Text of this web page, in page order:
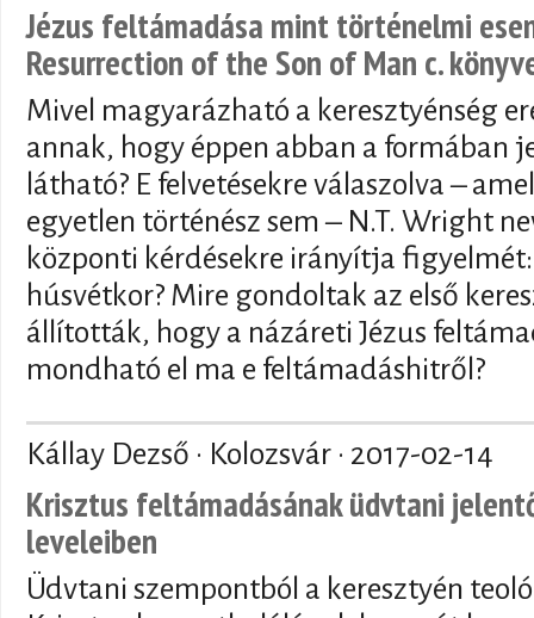
Jézus feltámadása mint történelmi
Resurrection of the Son of Man c.
Mivel magyarázható a keresztyénség
annak, hogy éppen abban a formában
látható? E felvetésekre válaszolva –
egyetlen történész sem – N.T. Wright
központi kérdésekre irányítja
húsvétkor? Mire gondoltak az első
állították, hogy a názáreti Jézus
mondható el ma e feltámadáshitről?
Kállay Dezső · Kolozsvár · 2017-02-14
Krisztus feltámadásának üdvtani
leveleiben
Üdvtani szempontból a keresztyén